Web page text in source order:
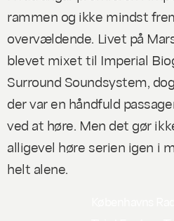
rammen og ikke mindst
overvældende. Livet på
blevet mixet til Imperial
Surround Soundsystem,
der var en håndfuld
ved at høre. Men det gør
alligevel høre serien igen i
helt alene.